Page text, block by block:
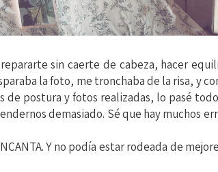
sin caerte de cabeza, hacer
la foto, me tronchaba de la risa, y
de postura y fotos realizadas, lo pasé
demasiado. Sé que hay muchos
Y no podía estar rodeada de